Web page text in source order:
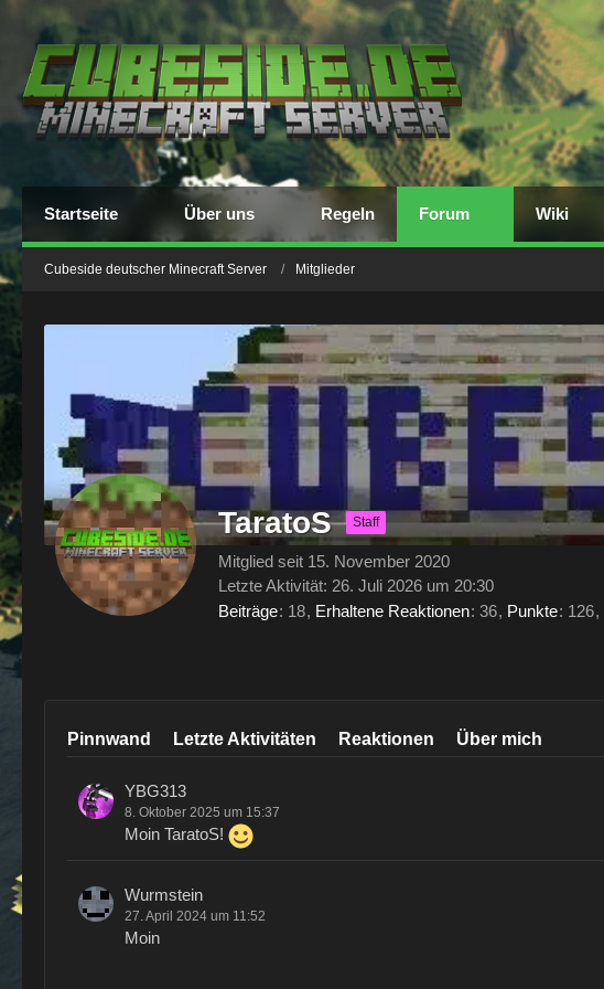
Startseite Über uns Regeln Forum Wiki
Cubeside deutscher Minecraft Server Mitglieder
TaratoS Staff
Mitglied seit 15. November 2020
Letzte Aktivität: 26. Juli 2026 um 20:30
Beiträge 18 Erhaltene Reaktionen 36 Punkte 126
Pinnwand Letzte Aktivitäten Reaktionen Über mich
YBG313
8. Oktober 2025 um 15:37
Moin TaratoS!
Wurmstein
27. April 2024 um 11:52
Moin